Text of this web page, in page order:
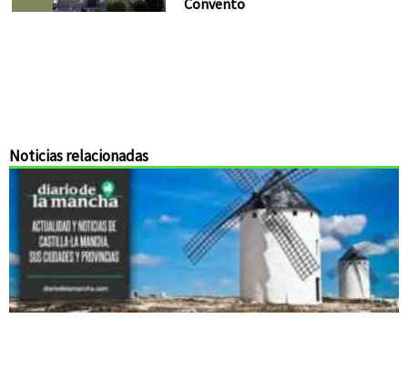
Noticias relacionadas